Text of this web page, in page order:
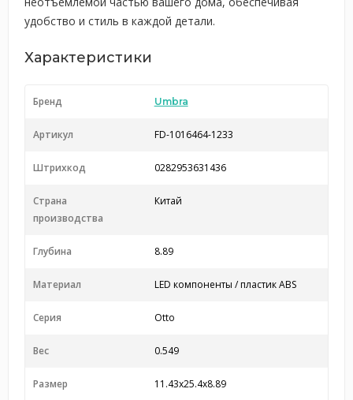
удобство и стиль в каждой детали.
Характеристики
Бренд Umbra
Артикул FD-1016464-1233
Штрихкод 0282953631436
Страна
производства
Китай
Глубина 8.89
Материал LED компоненты / пластик ABS
Серия Otto
Вес 0.549
Размер 11.43x25.4x8.89